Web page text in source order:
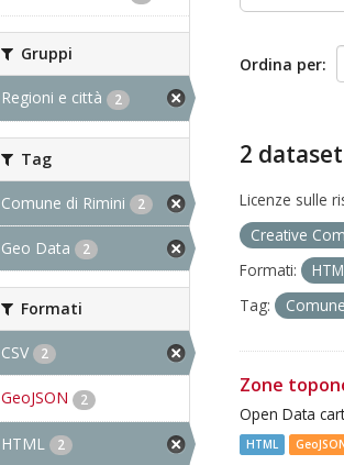
Gruppi
Regioni e città 2
Tag
Comune di Rimini 2
Geo Data 2
Formati
CSV 2
GeoJSON 2
HTML 2
Ordina per
2
Licenze sulle
Creative
Formati:
Tag:
Zone
Open Data
HTML